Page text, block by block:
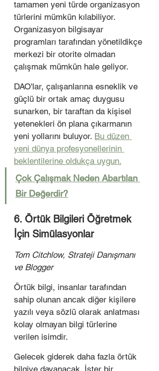
tamamen yeni türde organizasyon
türlerini mümkün kılabiliyor.
Organizasyon bilgisayar
programları tarafından yönetildikçe
merkezi bir otorite olmadan
çalışmak mümkün hale geliyor.
DAO'lar, çalışanlarına esneklik ve
güçlü bir ortak amaç duygusu
sunarken, bir taraftan da kişisel
yetenekleri ön plana çıkarmanın
yeni yollarını buluyor. Bu düzen
yeni dünya profesyonellerinin
beklentilerine oldukça uygun.
Çok Çalışmak Neden Abartılan
Bir Değerdir?
6. Örtük Bilgileri Öğretmek
İçin Simülasyonlar
Tom Citchlow, Strateji Danışmanı
ve Blogger
Örtük bilgi, insanlar tarafından
sahip olunan ancak diğer kişilere
yazılı veya sözlü olarak anlatması
kolay olmayan bilgi türlerine
verilen isimdir.
Gelecek giderek daha fazla örtük
bilgiye dayanacak. İster bir